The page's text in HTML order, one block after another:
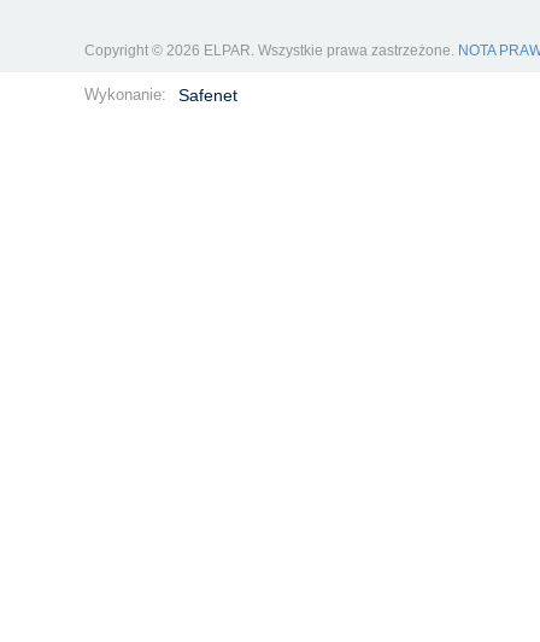
Copyright © 2026 ELPAR. Wszystkie prawa zastrzeżone. NOTA
Wykonanie: Safenet